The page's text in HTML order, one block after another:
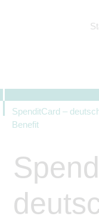
SpenditCard –
Benefit